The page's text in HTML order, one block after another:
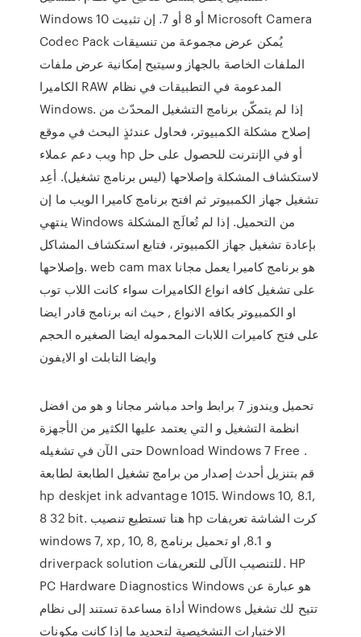
Windows 10 أو 8 أو 7. إن تثبيت Microsoft Camera
Codec Pack يُمكن عرض مجموعة من تنسيقات
الملفات الخاصة بالجهاز وسيتيح إمكانية عرض ملفات
الكاميرا RAW المدعومة في التطبيقات في نظام
Windows. إذا لم يتمكّن برنامج التشغيل المحدّث من
إصلاح مشكلة الكمبيوتر، فحاول عندئذٍ البحث في موقع
ويب دعم عملاء hp أو في الإنترنت للحصول على حل
لاستكشاف المشكلة وإصلاحها (ليس برنامج تشغيل). أعِد
تشغيل جهاز الكمبيوتر ثم افتح برنامج كاميرا الويب ما إن
ينتهي Windows من التحميل. إذا لم تُعالَج المشكلة
بإعادة تشغيل جهاز الكمبيوتر، فتابع استكشاف المشاكل
وإصلاحها. web cam max هو برنامج كاميرا يعمل مجانا
على تشغيل كافه انواع الكاميرات سواء كانت اللاب توب
او الكمبيوتر بكافه الانواع , حيث انه برنامج قادر ايضا
على فتح كاميرات اللابات المحموله ايضا الصغيره الحجم
وايضا التابلت او الايفون
تحميل ويندوز 7 برابط واحد مباشر مجانا و هو من افضل
انظمة التشغيل و التي يعتمد عليها الكثير من الأجهزة
حتى الآن في تشغيله Download Windows 7 Free .
قم بتنزيل أحدث إصدار من برامج تشغيل الطابعة لطابعة
hp deskjet ink advantage 1015. Windows 10, 8.1,
8 32 bit. هنا تستطيع تنصيب hp كرت الشاشة تعريفات
windows 7, xp, 10, 8, و 8.1, او تحميل برنامج
driverpack solution للتنصيب الآلى للتعريفات. HP
PC Hardware Diagnostics Windows هو عبارة عن
أداة مساعدة تستند إلى نظام Windows تتيح لك تشغيل
الاختبارات التشخيصية لتحديد ما إذا كانت مكونات